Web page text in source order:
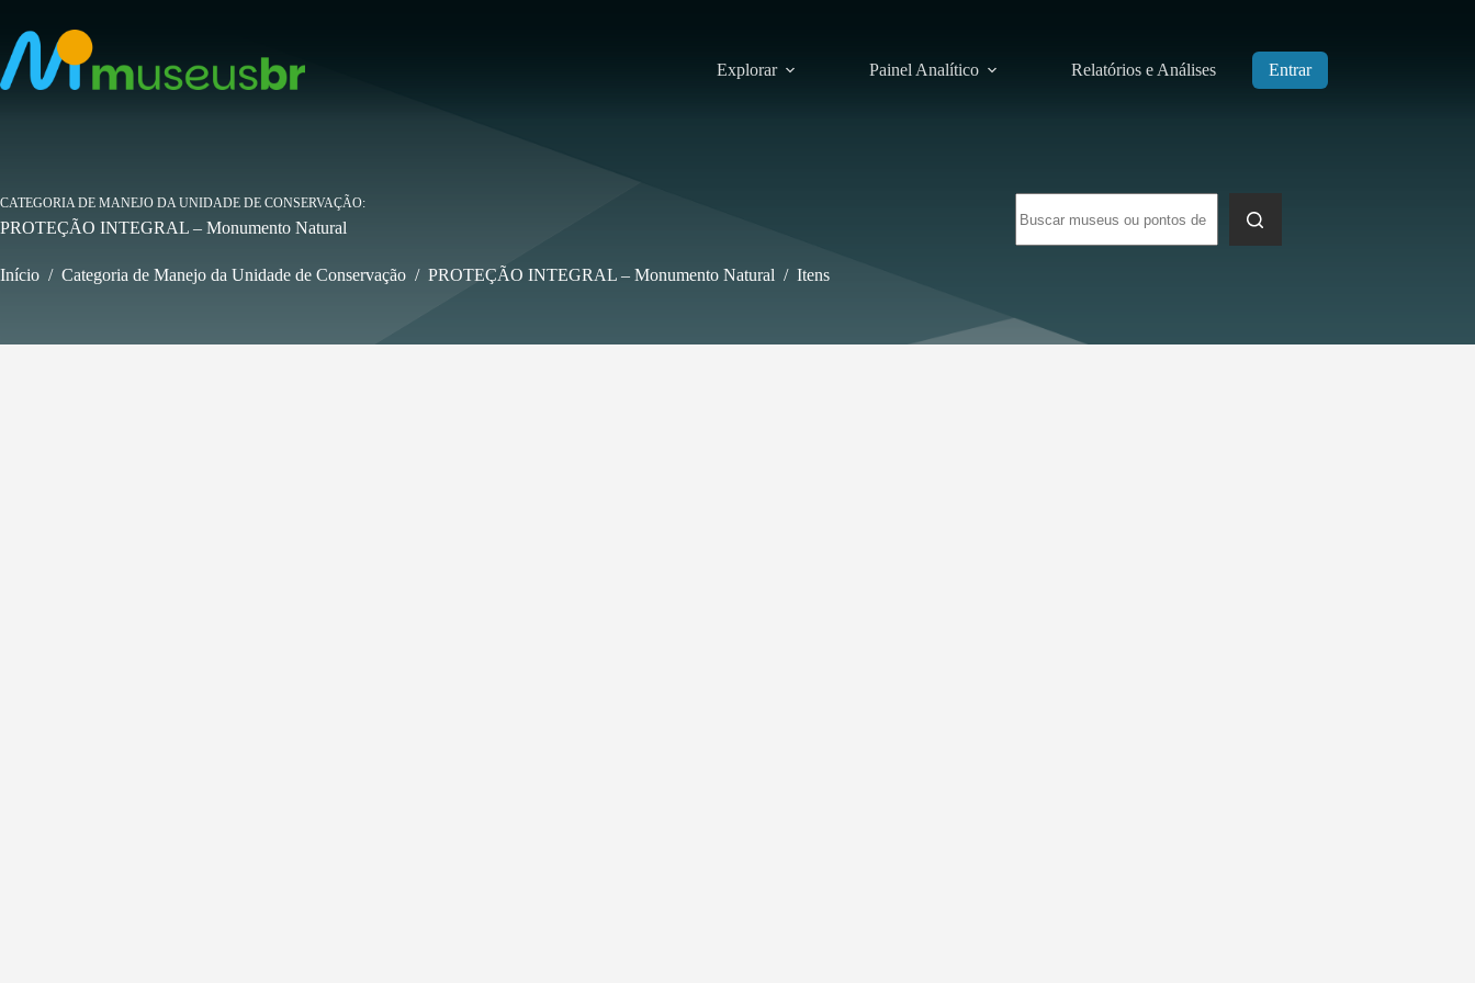
para
conteúdo
Explorar Painel Analítico Relatórios e Análises Entrar
resultados
CATEGORIA DE MANEJO DA UNIDADE DE CONSERVAÇÃO
PROTEÇÃO INTEGRAL – Monumento Natural
Início / Categoria de Manejo da Unidade de Conservação / PROTEÇÃO INTEGRAL – Monumento Natural / Itens